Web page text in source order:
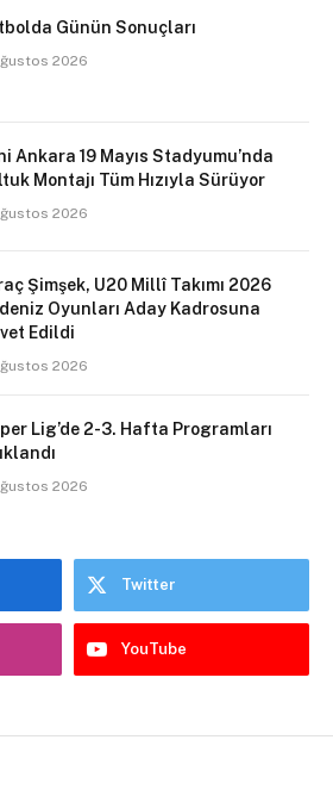
Günün Sonuçları
2026
Ankara 19 Mayıs Stadyumu’nda
Montajı Tüm Hızıyla Sürüyor
2026
Şimşek, U20 Millî Takımı 2026
Oyunları Aday Kadrosuna
Edildi
2026
Lig’de 2-3. Hafta Programları
2026
Twitter
YouTube